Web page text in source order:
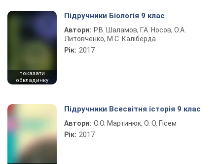
показати
обкладинку
Підручники Біологія 9 клас
Автори: Р.В. Шаламов, Г.А. Носов, О.А.
Литовченко, М.С. Каліберда
Рік: 2017
Підручники Всесвітня історія 9 клас
Автори: О.О. Мартинюк, О. О. Гісем
Рік: 2017